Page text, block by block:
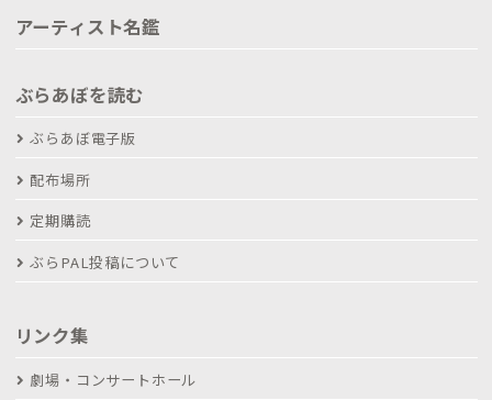
アーティスト名鑑
ぶらあぼを読む
ぶらあぼ電子版
配布場所
定期購読
ぶらPAL投稿について
リンク集
劇場・コンサートホール